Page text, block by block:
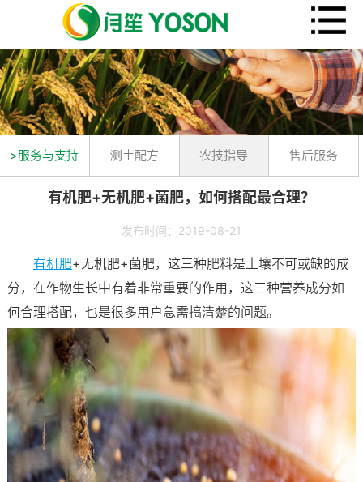
>服务与支持 测土配方 农技指导 售后服务
有机肥+无机肥+菌肥，如何搭配最合理？
发布时间：2019-08-21
有机肥+无机肥+菌肥，这三种肥料是土壤不可或缺的成
分，在作物生长中有着非常重要的作用，这三种营养成分如
何合理搭配，也是很多用户急需搞清楚的问题。